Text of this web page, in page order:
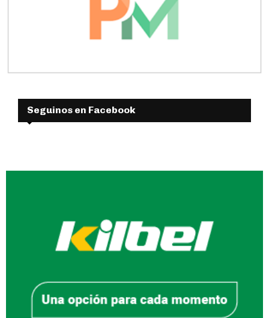
Seguinos en Facebook